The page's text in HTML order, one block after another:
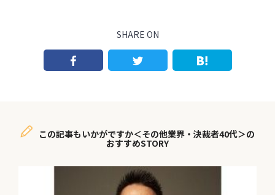
SHARE ON
この記事もいかがですか＜その他業界・決裁者40代＞の
おすすめSTORY